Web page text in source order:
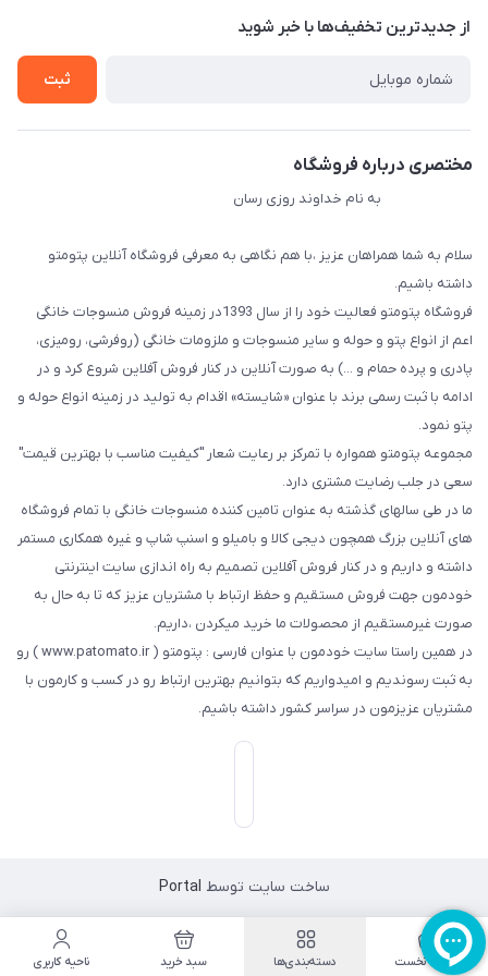
درباره ما
راهنما
از جدید‌ترین تخفیف‌ها با‌ خبر شوید
ثبت
مختصری درباره فروشگاه
به نام خداوند روزی رسان
سلام به شما همراهان عزیز ،با هم نگاهی به معرفی فروشگاه آنلاین پتومتو
داشته باشیم.
فروشگاه پتومتو فعالیت خود را از سال 1393در زمینه فروش منسوجات خانگی
اعم از انواع پتو و حوله و سایر منسوجات و ملزومات خانگی (روفرشی، رومیزی،
پادری و پرده حمام و ...) به صورت آنلاین در کنار فروش آفلاین شروع کرد و در
ادامه با ثبت رسمی برند با عنوان «شایسته» اقدام به تولید در زمینه انواع حوله و
پتو نمود.
مجموعه پتومتو همواره با تمرکز بر رعایت شعار "کیفیت مناسب با بهترین قیمت"
سعی در جلب رضایت مشتری دارد.
ما در طی سالهای گذشته به عنوان تامین کننده منسوجات خانگی با تمام فروشگاه
های آنلاین بزرگ همچون دیجی کالا و بامیلو و اسنپ شاپ و غیره همکاری مستمر
داشته و داریم و در کنار فروش آفلاین تصمیم به راه اندازی سایت اینترنتی
خودمون جهت فروش مستقیم و حفظ ارتباط با مشتریان عزیز که تا به حال به
صورت غیرمستقیم از محصولات ما خرید میکردن ،داریم.
در همین راستا سایت خودمون با عنوان فارسی : پتومتو ( www.patomato.ir ) رو
به ثبت رسوندیم و امیدواریم که بتوانیم بهترین ارتباط رو در کسب و کارمون با
مشتریان عزیزمون در سراسر کشور داشته باشیم.
ساخت سایت توسط Portal
صفحه نخست دسته‌بندی‌ها سبد خرید ناحیه کاربری